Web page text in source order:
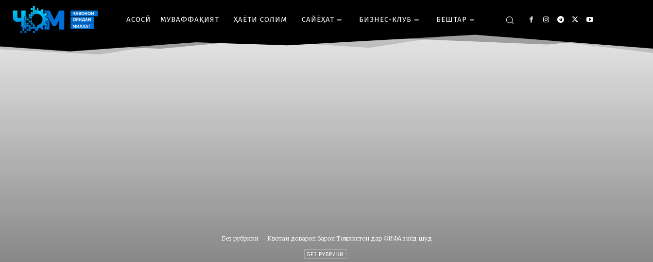
АСОСӢ МУВАФФАҚИЯТ ҲАЁТИ СОЛИМ CАЙЁҲАТ БИЗНЕС-КЛУБ БЕШТАР
Без рубрики Квотаи доварон барои Тоҷикистон дар ФИФА зиёд шуд
БЕЗ РУБРИКИ